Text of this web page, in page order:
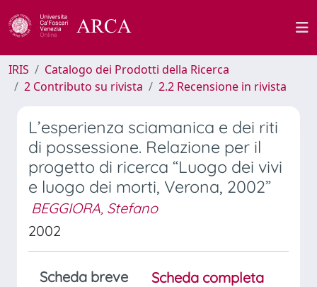
IRIS
Catalogo dei Prodotti della Ricerca
2 Contributo su rivista
2.2 Recensione in rivista
L’esperienza sciamanica e dei riti
di possessione. Relazione per il
progetto di ricerca “Luogo dei vivi
e luogo dei morti, Verona, 2002”
BEGGIORA, Stefano
2002
Scheda breve
Scheda completa